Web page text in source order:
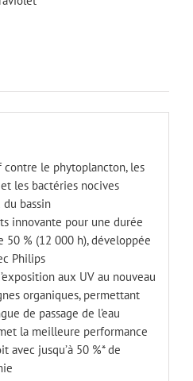
le phytoplancton, les
les bactéries nocives
du bassin
innovante pour une durée
50 % (12 000 h), développée
Philips
aux UV au nouveau
organiques, permettant
de passage de l’eau
la meilleure performance
avec jusqu’à 50 %* de